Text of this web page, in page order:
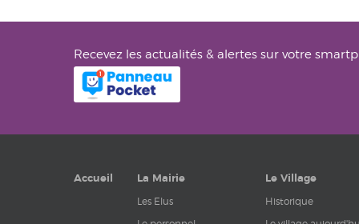
Recevez les actualités & alertes sur votre
Accueil La Mairie
Les Elus
Le Village
Historique